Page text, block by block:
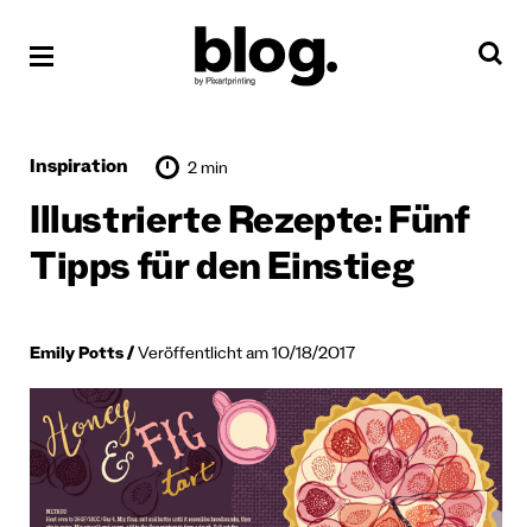
Inspiration 2 min
Illustrierte Rezepte: Fünf
Tipps für den Einstieg
Emily Potts Veröffentlicht am 10/18/2017